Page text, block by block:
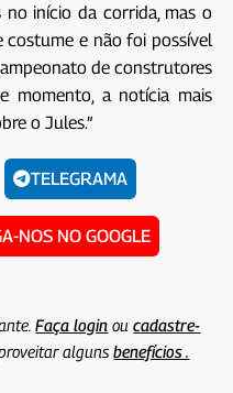
no início da corrida, mas o
e não foi possível
de construtores
momento, a notícia mais
o Jules.”
TELEGRAMA
NOS NO GOOGLE
Faça login oucadastre-
algunsbenefícios .